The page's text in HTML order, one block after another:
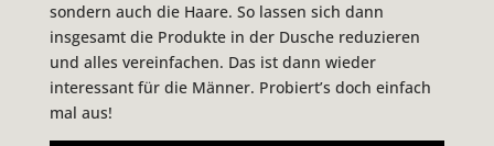
sondern auch die Haare. So lassen sich dann
insgesamt die Produkte in der Dusche reduzieren
und alles vereinfachen. Das ist dann wieder
interessant für die Männer. Probiert’s doch einfach
mal aus!